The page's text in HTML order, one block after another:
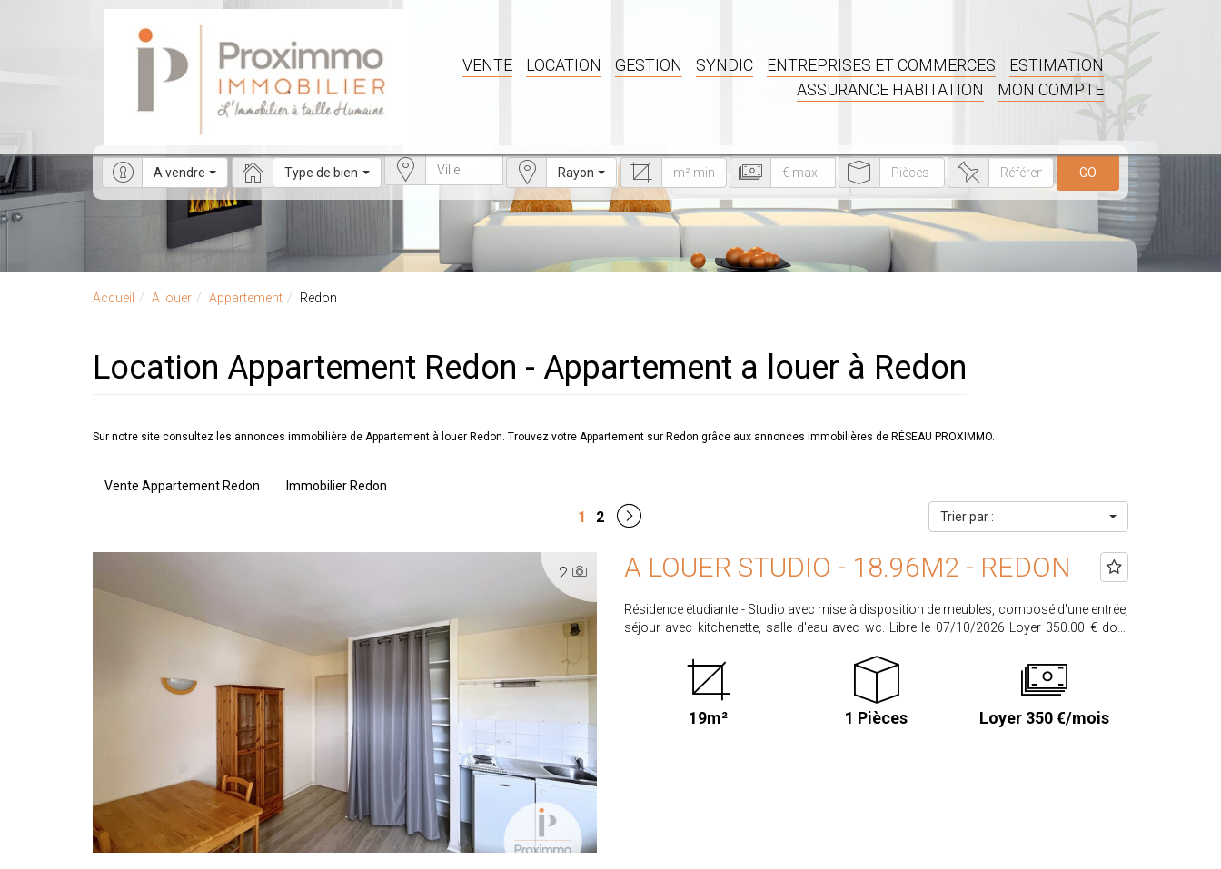
VENTE LOCATION GESTION SYNDIC ENTREPRISES ET COMMERCES
ESTIMATION
ASSURANCE HABITATION
MON COMPTE
A vendre Type de bien Rayon GO
Accueil A louer Appartement Redon
Location Appartement Redon - Appartement a louer à Redon
Sur notre site consultez les annonces immobilière de Appartement à louer Redon. Trouvez votre Appartement sur Redon grâce aux annonces immobilières de RÉSEAU PROXIMMO.
Vente Appartement Redon Immobilier Redon
1 2 Trier par :
2 A LOUER STUDIO - 18.96M2 - REDON
Résidence étudiante - Studio avec mise à disposition de meubles, composé d'une entrée,
séjour avec kitchenette, salle d'eau avec wc. Libre le 07/10/2026 Loyer 350.00 € dont
ménagères). Honoraires locataire 208.56 € dont 56.88€ pour état des lieux d'entrée.
Dépôt de garantie : 320.00€. CLASSE ENERGIE : C CLASSE CLIMAT: A Retrouvez
l'ensemble de nos biens sur www.proximmo-immobilier.com Les informations sur les
risques auxquels ce bien est exposé sont disponibles sur le site www.georisques.gouv.fr
19m² 1 Pièces Loyer 350 €/mois